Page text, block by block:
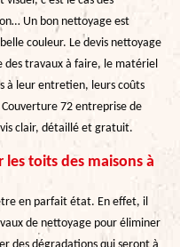
Un bon nettoyage est
couleur. Le devis nettoyage
travaux à faire, le matériel
à leur entretien, leurs coûts
72 entreprise de
clair, détaillé et gratuit.
toits des maisons à
en parfait état. En effet, il
de nettoyage pour éliminer